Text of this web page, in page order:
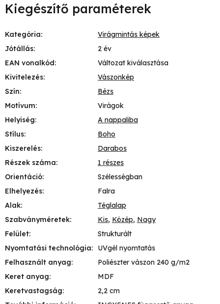
Kiegészítő paraméterek
Kategória:
Virágmintás képek
Jótállás:
2 év
EAN vonalkód:
Változat kiválasztása
Kivitelezés:
Vászonkép
Szín:
Bézs
Motívum:
Virágok
Helyiség:
A nappaliba
Stílus:
Boho
Kiszerelés:
Darabos
Részek száma:
1 részes
Orientáció:
Szélességban
Elhelyezés:
Falra
Alak:
Téglalap
Szabványméretek: Kis, Közép, Nagy
Felület:
Strukturált
Nyomtatási technológia:
UVgél nyomtatás
Felhasznált anyag:
Poliészter vászon 240 g/m2
Keret anyag:
MDF
Keretvastagság:
2,2 cm